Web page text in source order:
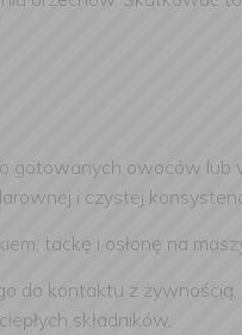
gotowanych owoców
i czystej
tackę i osłonę na
do kontaktu z
składników.